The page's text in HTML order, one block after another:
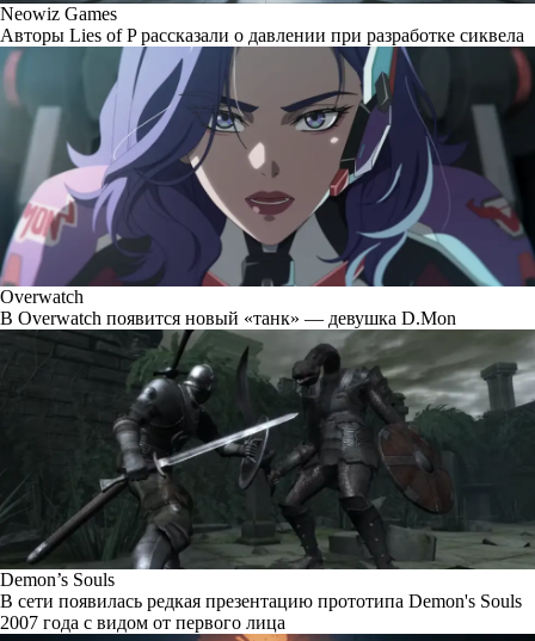
Neowiz Games
Авторы Lies of P рассказали о давлении при разработке сиквела
Overwatch
В Overwatch появится новый «танк» — девушка D.Mon
Demon’s Souls
В сети появилась редкая презентацию прототипа Demon's Souls
2007 года с видом от первого лица